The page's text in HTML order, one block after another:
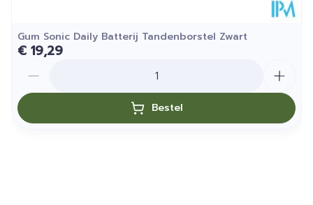
Gum Sonic Daily Batterij Tandenborstel Zwart
€ 19,29
Bestel